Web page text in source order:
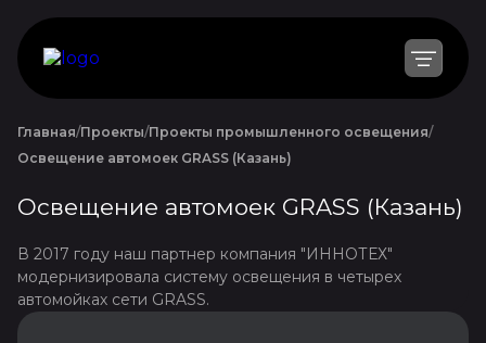
Главная Проекты Проекты промышленного освещения
Освещение автомоек GRASS (Казань)
Освещение автомоек GRASS (Казань)
В 2017 году наш партнер компания "ИННОТЕХ"
модернизировала систему освещения в четырех
автомойках сети GRASS.